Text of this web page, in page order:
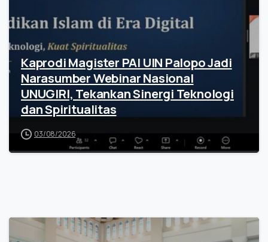
Kaprodi Magister PAI UIN Palopo Jadi
Narasumber Webinar Nasional
UNUGIRI, Tekankan Sinergi Teknologi
dan Spiritualitas
03/08/2026